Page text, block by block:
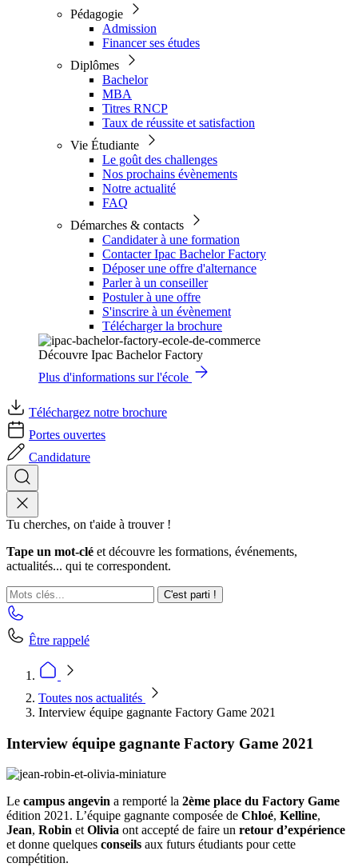
Pédagogie
Admission
Financer ses études
Diplômes
Bachelor
MBA
Titres RNCP
Taux de réussite et satisfaction
Vie Étudiante
Le goût des challenges
Nos prochains évènements
Notre actualité
FAQ
Démarches & contacts
Candidater à une formation
Contacter Ipac Bachelor Factory
Déposer une offre d'alternance
Parler à un conseiller
Postuler à une offre
S'inscrire à un évènement
Télécharger la brochure
Découvre Ipac Bachelor Factory
Plus d'informations sur l'école
Téléchargez notre brochure
Portes ouvertes
Candidature
Tu cherches, on t'aide à trouver !
Tape un mot-clé et découvre les formations, événements,
actualités... qui te correspondent.
C'est parti !
Être rappelé
Toutes nos actualités
Interview équipe gagnante Factory Game 2021
Interview équipe gagnante Factory Game 2021
Le campus angevin a remporté la 2ème place du Factory Game
édition 2021. L’équipe gagnante composée de Chloé, Kelline,
Jean, Robin etOlivia ont accepté de faire un retour d’expérience
et donne quelques conseils aux futurs étudiants pour cette
compétition.